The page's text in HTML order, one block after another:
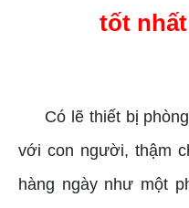
tốt
Có lẽ thiết bị
với con người, thậm
hàng ngày như một